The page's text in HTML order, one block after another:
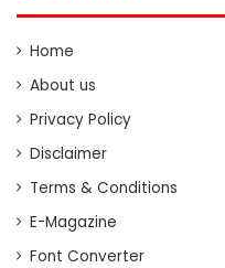
Home
About us
Privacy Policy
Disclaimer
Terms & Conditions
E-Magazine
Font Converter